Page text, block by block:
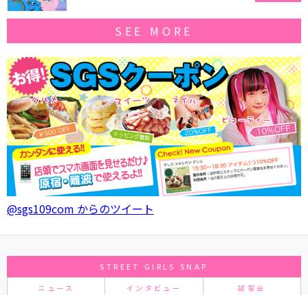
SEE MORE
@sgs109com からのツイート
STREET GIRLS SNAP
ニュース インタビュー 試写会